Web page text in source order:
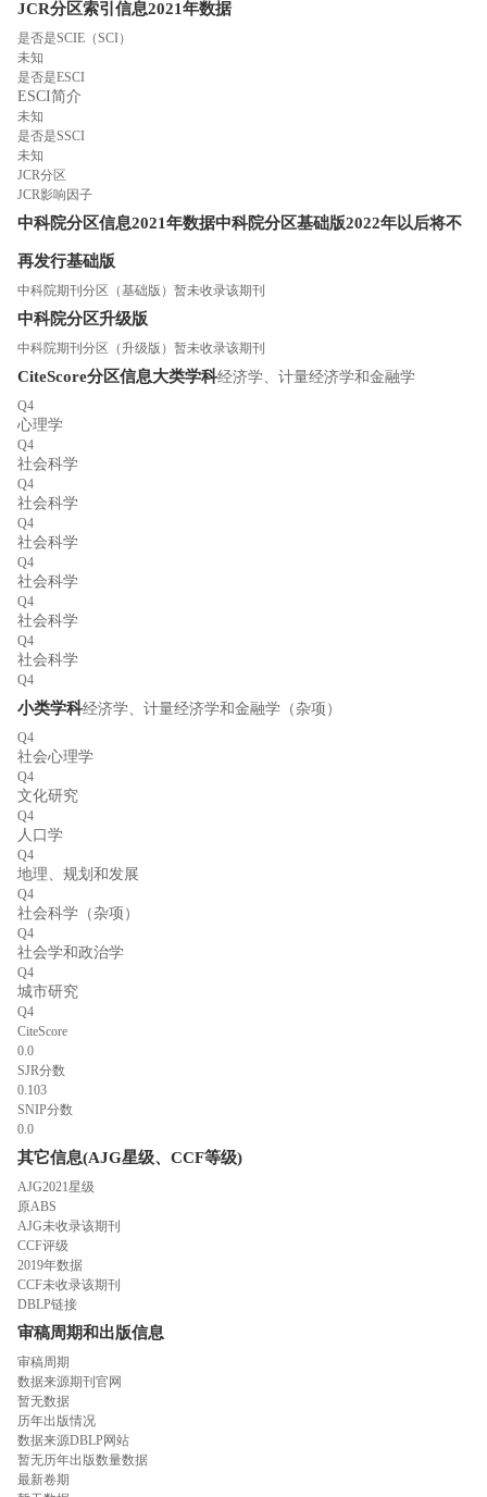
JCR分区索引信息2021年数据
是否是SCIE（SCI）
未知
是否是ESCI
ESCI简介
未知
是否是SSCI
未知
JCR分区
JCR影响因子
中科院分区信息2021年数据中科院分区基础版2022年以后将不
再发行基础版
中科院期刊分区（基础版）暂未收录该期刊
中科院分区升级版
中科院期刊分区（升级版）暂未收录该期刊
CiteScore分区信息大类学科经济学、计量经济学和金融学
Q4
心理学
Q4
社会科学
Q4
社会科学
Q4
社会科学
Q4
社会科学
Q4
社会科学
Q4
社会科学
Q4
小类学科经济学、计量经济学和金融学（杂项）
Q4
社会心理学
Q4
文化研究
Q4
人口学
Q4
地理、规划和发展
Q4
社会科学（杂项）
Q4
社会学和政治学
Q4
城市研究
Q4
CiteScore
0.0
SJR分数
0.103
SNIP分数
0.0
其它信息(AJG星级、CCF等级)
AJG2021星级
原ABS
AJG未收录该期刊
CCF评级
2019年数据
CCF未收录该期刊
DBLP链接
审稿周期和出版信息
审稿周期
数据来源期刊官网
暂无数据
历年出版情况
数据来源DBLP网站
暂无历年出版数量数据
最新卷期